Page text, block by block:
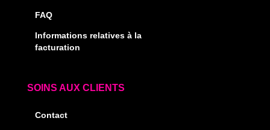
FAQ
Informations relatives à la
facturation
SOINS AUX CLIENTS
Contact